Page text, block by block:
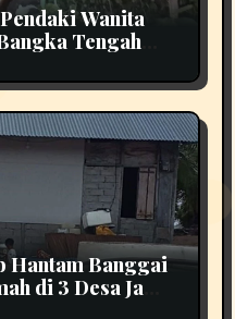
Wanita
Tengah
Hantam Banggai
di 3 Desa Jadi